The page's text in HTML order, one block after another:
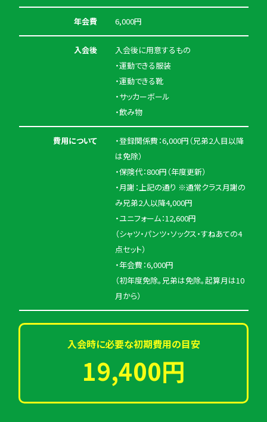
年会費 6,000円
入会後
入会後に用意するもの
・運動できる服装
・運動できる靴
・サッカーボール
・飲み物
費用について
・登録関係費：6,000円（兄弟2人目以降
は免除）
・保険代：800円（年度更新）
・月謝：上記の通り ※通常クラス月謝の
み兄弟2人以降4,000円
・ユニフォーム：12,600円
（シャツ・パンツ・ソックス・すねあての4
点セット）
・年会費：6,000円
（初年度免除。兄弟は免除。起算月は10
月から）
入会時に必要な初期費用の目安
19,400円